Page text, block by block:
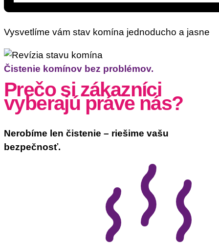
Vysvetlíme vám stav komína jednoducho a jasne
Čistenie komínov bez problémov.
Prečo si zákazníci
vyberajú práve nás?
Nerobíme len čistenie – riešime vašu
bezpečnosť.